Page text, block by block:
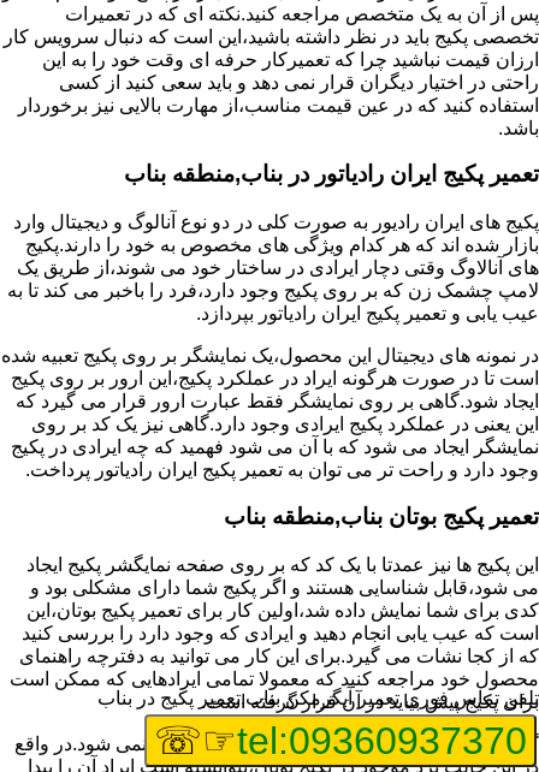
پس از آن به یک متخصص مراجعه کنید.نکته ای که در تعمیرات
تخصصی پکیج باید در نظر داشته باشید،این است که دنبال سرویس کار
ارزان قیمت نباشید چرا که تعمیرکار حرفه ای وقت خود را به این
راحتی در اختیار دیگران قرار نمی دهد و باید سعی کنید از کسی
استفاده کنید که در عین قیمت مناسب،از مهارت بالایی نیز برخوردار
باشد.
تعمیر پکیج ایران رادیاتور در بناب,منطقه بناب
پکیج های ایران رادیور به صورت کلی در دو نوع آنالوگ و دیجیتال وارد
بازار شده اند که هر کدام ویژگی های مخصوص به خود را دارند.پکیج
های آنالاوگ وقتی دچار ایرادی در ساختار خود می شوند،از طریق یک
لامپ چشمک زن که بر روی پکیج وجود دارد،فرد را باخبر می کند تا به
عیب یابی و تعمیر پکیج ایران رادیاتور بپردازد.
در نمونه های دیجیتال این محصول،یک نمایشگر بر روی پکیج تعبیه شده
است تا در صورت هرگونه ایراد در عملکرد پکیج،این ارور بر روی پکیج
ایجاد شود.گاهی بر روی نمایشگر فقط عبارت ارور قرار می گیرد که
این یعنی در عملکرد پکیج ایرادی وجود دارد.گاهی نیز یک کد بر روی
نمایشگر ایجاد می شود که با آن می شود فهمید که چه ایرادی در پکیج
وجود دارد و راحت تر می توان به تعمیر پکیج ایران رادیاتور پرداخت.
تعمیر پکیج بوتان بناب,منطقه بناب
این پکیج ها نیز عمدتا با یک کد که بر روی صفحه نمایگشر پکیج ایجاد
می شود،قابل شناسایی هستند و اگر پکیج شما دارای مشکلی بود و
کدی برای شما نمایش داده شد،اولین کار برای تعمیر پکیج بوتان،این
است که عیب یابی انجام دهید و ایرادی که وجود دارد را بررسی کنید
که از کجا نشات می گیرد.برای این کار می توانید به دفترچه راهنمای
محصول خود مراجعه کنید که معمولا تمامی ایرادهایی که ممکن است
برای پکیج پیش بیاید در آن قرار گرفته است.
گاهی نیز هنگام خرابی پکیج،هیچ اروری نمایش داده نمی شود.در واقع
در این حالت برد موجود در پکیج بوتان،نتوانسته است ایراد آن را پیدا
تلفن تماس فوریتعمیر آبگرمکن بناب,تعمیر پکیج در بناب
tel:09360937370
☞☏